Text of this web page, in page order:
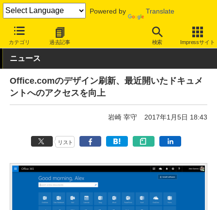
Powered by Translate
カテゴリ 過去記事 検索 Impressサイト
INTERNET Watch サービス/ソフト ソフトウェア ビジネスソ
ニュース
Office.comのデザイン刷新、最近開いたドキュメ
ントへのアクセスを向上
岩崎 宰守 2017年1月5日 18:43
リスト